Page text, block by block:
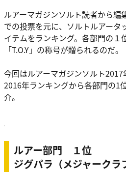
ルアーマガジンソルト読者から編
での投票を元に、ソルトルアータ
イテムをランキング。各部門の１
「T.O.Y」の称号が贈られるのだ。
今回はルアーマガジンソルト2017
2016年ランキングから各部門の1
介。
ルアー部門 １位
ジグパラ（メジャークラ